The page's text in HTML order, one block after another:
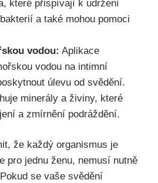
‌které přispívají k udržení
a také ⁢mohou pomoci‌
vodou: ⁢Aplikace
vodou ⁢na intimní
⁢úlevu od svědění.
minerály a živiny, které
​a zmírnění ⁣podráždění.
že každý organismus‍ je
pro jednu ⁢ženu, ⁣nemusí nutně
se vaše svědění